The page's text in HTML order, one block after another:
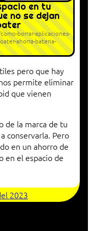
en tu
no se dejan
borrar-aplicaciones-
ahorra-bateria-
pero que hay
permite eliminar
que vienen
de la marca de tu
conservarla. Pero
en un ahorro de
en el espacio de
2023